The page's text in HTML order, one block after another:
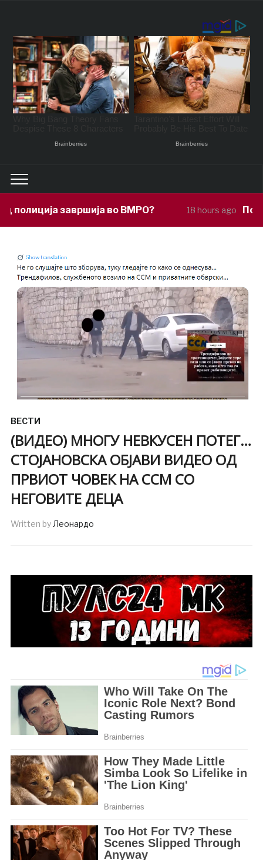
во ВМРО? 18 hours ago Под покровителство
ВЕСТИ
(ВИДЕО) МНОГУ НЕВКУСЕН ПОТЕГ…
СТОЈАНОВСКА ОБЈАВИ ВИДЕО ОД
ПРВИОТ ЧОВЕК НА ССМ СО
НЕГОВИТЕ ДЕЦА
Written byЛеонардо